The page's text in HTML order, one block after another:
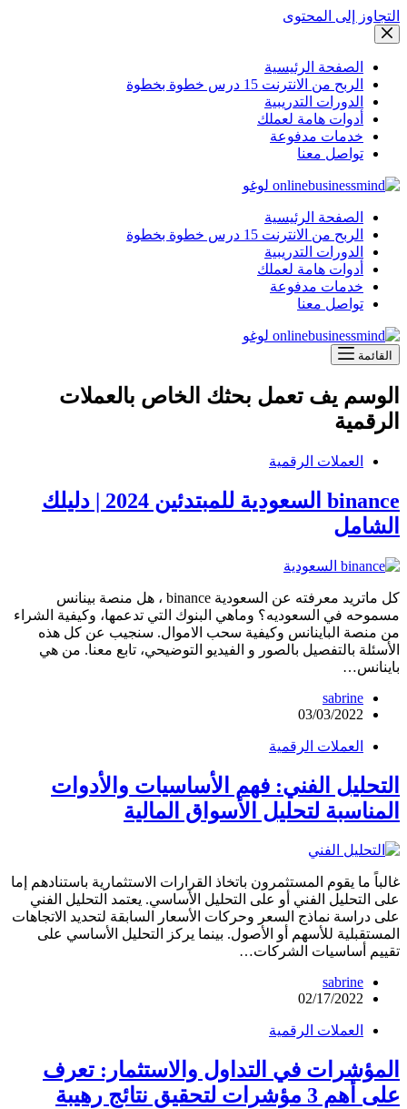
التجاوز إلى المحتوى
الصفحة الرئيسية
الربح من الانترنت 15 درس خطوة بخطوة
الدورات التدريبية
أدوات هامة لعملك
خدمات مدفوعة
تواصل معنا
الصفحة الرئيسية
الربح من الانترنت 15 درس خطوة بخطوة
الدورات التدريبية
أدوات هامة لعملك
خدمات مدفوعة
تواصل معنا
القائمة
الوسم يف تعمل بحثك الخاص بالعملات
الرقمية
العملات الرقمية
binance السعودية للمبتدئين 2024 | دليلك
الشامل
كل ماتريد معرفته عن السعودية binance ، هل منصة بينانس
مسموحه في السعوديه؟ وماهي البنوك التي تدعمها، وكيفية الشراء
من منصة الباينانس وكيفية سحب الاموال. سنجيب عن كل هذه
الأسئلة بالتفصيل بالصور و الفيديو التوضيحي، تابع معنا. من هي
باينانس…
sabrine
03/03/2022
العملات الرقمية
التحليل الفني: فهم الأساسيات والأدوات
المناسبة لتحليل الأسواق المالية
غالباً ما يقوم المستثمرون باتخاذ القرارات الاستثمارية باستنادهم إما
على التحليل الفني أو على التحليل الأساسي. يعتمد التحليل الفني
على دراسة نماذج السعر وحركات الأسعار السابقة لتحديد الاتجاهات
المستقبلية للأسهم أو الأصول. بينما يركز التحليل الأساسي على
تقييم أساسيات الشركات…
sabrine
02/17/2022
العملات الرقمية
المؤشرات في التداول والاستثمار: تعرف
على أهم 3 مؤشرات لتحقيق نتائج رهيبة